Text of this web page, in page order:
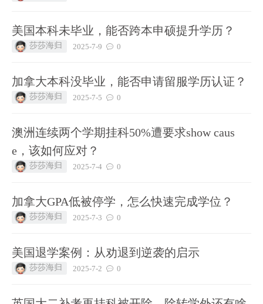
美国本科未毕业，能否跨本申硕提升学历？
莎莎海归 2025-7-9 0
加拿大本科没毕业，能否申请留服学历认证？
莎莎海归 2025-7-5 0
澳洲连续两个学期挂科50%遭要求show caus
e，该如何应对？
莎莎海归 2025-7-4 0
加拿大GPA低被停学，怎么快速完成学位？
莎莎海归 2025-7-3 0
美国退学案例：从劝退到逆袭的启示
莎莎海归 2025-7-2 0